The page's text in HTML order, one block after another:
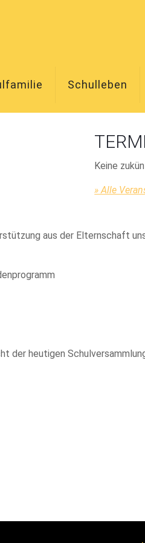
Schulleben
Keine
» Alle
aus der Elternschaft
der heutigen